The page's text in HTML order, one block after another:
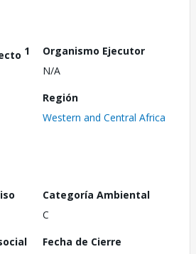
1
Organismo Ejecutor
N/A
Región
Western and Central Africa
Categoría Ambiental
C
Fecha de Cierre